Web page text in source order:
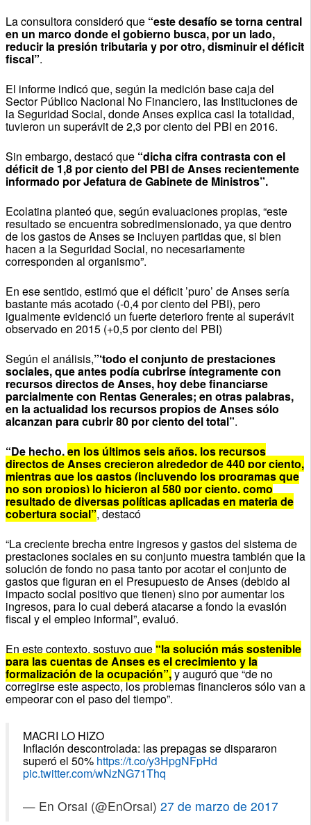
La consultora consideró que “este desafío se torna central
en un marco donde el gobierno busca, por un lado,
reducir la presión tributaria y por otro, disminuir el déficit
fiscal”.
El informe indicó que, según la medición base caja del
Sector Público Nacional No Financiero, las Instituciones de
la Seguridad Social, donde Anses explica casi la totalidad,
tuvieron un superávit de 2,3 por ciento del PBI en 2016.
Sin embargo, destacó que “dicha cifra contrasta con el
déficit de 1,8 por ciento del PBI de Anses recientemente
informado por Jefatura de Gabinete de Ministros”.
Ecolatina planteó que, según evaluaciones propias, “este
resultado se encuentra sobredimensionado, ya que dentro
de los gastos de Anses se incluyen partidas que, si bien
hacen a la Seguridad Social, no necesariamente
corresponden al organismo”.
En ese sentido, estimó que el déficit ’puro’ de Anses sería
bastante más acotado (-0,4 por ciento del PBI), pero
igualmente evidenció un fuerte deterioro frente al superávit
observado en 2015 (+0,5 por ciento del PBI)
Según el análisis,”‘todo el conjunto de prestaciones
sociales, que antes podía cubrirse íntegramente con
recursos directos de Anses, hoy debe financiarse
parcialmente con Rentas Generales; en otras palabras,
en la actualidad los recursos propios de Anses sólo
alcanzan para cubrir 80 por ciento del total”.
“De hecho,en los últimos seis años, los recursos
directos de Anses crecieron alrededor de 440 por ciento,
mientras que los gastos (incluyendo los programas que
no son propios) lo hicieron al 580 por ciento, como
resultado de diversas políticas aplicadas en materia de
cobertura social”, destacó
“La creciente brecha entre ingresos y gastos del sistema de
prestaciones sociales en su conjunto muestra también que la
solución de fondo no pasa tanto por acotar el conjunto de
gastos que figuran en el Presupuesto de Anses (debido al
impacto social positivo que tienen) sino por aumentar los
ingresos, para lo cual deberá atacarse a fondo la evasión
fiscal y el empleo informal”, evaluó.
En este contexto, sostuvo que “la solución más sostenible
para las cuentas de Anses es el crecimiento y la
formalización de la ocupación”,y auguró que “de no
corregirse este aspecto, los problemas financieros sólo van a
empeorar con el paso del tiempo”.
MACRI LO HIZO
Inflación descontrolada: las prepagas se dispararon
superó el 50% https://t.co/y3HpgNFpHd
pic.twitter.com/wNzNG71Thq
— En Orsai (@EnOrsai) 27 de marzo de 2017